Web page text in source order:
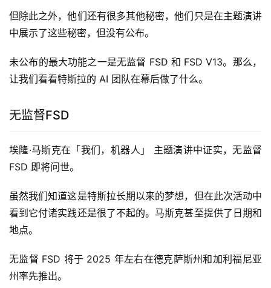
但除此之外，他们还有很多其他秘密，他们只是在主题演讲
中展示了这些秘密，但没有公布。
未公布的最大功能之一是无监督 FSD 和 FSD V13。那么，
让我们看看特斯拉的 AI 团队在幕后做了什么。
无监督FSD
埃隆·马斯克在「我们，机器人」 主题演讲中证实，无监督
FSD 即将问世。
虽然我们知道这是特斯拉长期以来的梦想，但在此次活动中
看到它付诸实践还是很了不起的。马斯克甚至提供了日期和
地点。
无监督 FSD 将于 2025 年左右在德克萨斯州和加利福尼亚
州率先推出。